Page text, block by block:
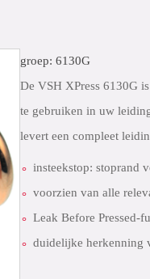
groep: 6130G
De VSH XPress 6130G
te gebruiken in uw
levert een compleet
insteekstop: stoprand
voorzien van alle
Leak Before Pressed-
duidelijke herkenning